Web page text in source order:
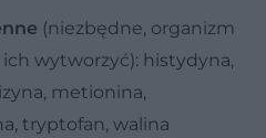
(niezbędne, organizm
wytworzyć): histydyna,
metionina,
tryptofan, walina